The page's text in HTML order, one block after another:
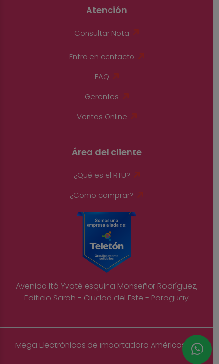
Atención
Consultar Nota
Entra en contacto
FAQ
Gerentes
Ventas Online
Área del cliente
¿Qué es el RTU?
¿Cómo comprar?
Avenida Itá Yvaté esquina Monseñor Rodríguez,
Edificio Sarah - Ciudad del Este - Paraguay
Mega Electrónicos de Importadora Américas S.A